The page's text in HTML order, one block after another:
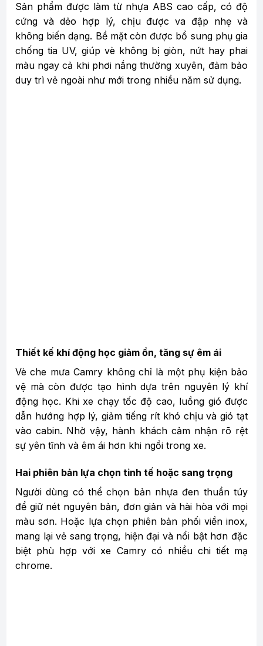
Sản phẩm được làm từ nhựa ABS cao cấp, có độ
cứng và dẻo hợp lý, chịu được va đập nhẹ và
không biến dạng. Bề mặt còn được bổ sung phụ gia
chống tia UV, giúp vè không bị giòn, nứt hay phai
màu ngay cả khi phơi nắng thường xuyên, đảm bảo
duy trì vẻ ngoài như mới trong nhiều năm sử dụng.
Thiết kế khí động học giảm ồn, tăng sự êm ái
Vè che mưa Camry không chỉ là một phụ kiện bảo
vệ mà còn được tạo hình dựa trên nguyên lý khí
động học. Khi xe chạy tốc độ cao, luồng gió được
dẫn hướng hợp lý, giảm tiếng rít khó chịu và gió tạt
vào cabin. Nhờ vậy, hành khách cảm nhận rõ rệt
sự yên tĩnh và êm ái hơn khi ngồi trong xe.
Hai phiên bản lựa chọn tinh tế hoặc sang trọng
Người dùng có thể chọn bản nhựa đen thuần túy
để giữ nét nguyên bản, đơn giản và hài hòa với mọi
màu sơn. Hoặc lựa chọn phiên bản phối viền inox,
mang lại vẻ sang trọng, hiện đại và nổi bật hơn đặc
biệt phù hợp với xe Camry có nhiều chi tiết mạ
chrome.